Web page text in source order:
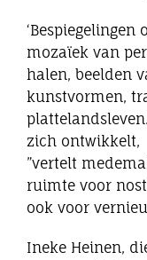
‘Bespiegelingen
mozaïek van
halen, beelden
kunstvormen,
zich ontwikkelt,
”vertelt
ruimte voor
ook voor
Ineke Heinen,